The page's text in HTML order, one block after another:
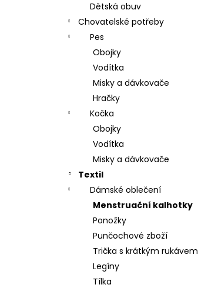
Dětská obuv
Chovatelské potřeby
Pes
Obojky
Vodítka
Misky a dávkovače
Hračky
Kočka
Obojky
Vodítka
Misky a dávkovače
Textil
Dámské oblečení
Menstruační kalhotky
Ponožky
Punčochové zboží
Trička s krátkým rukávem
Legíny
Tílka